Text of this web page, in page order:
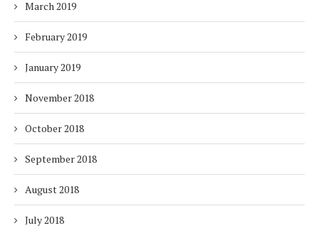
March 2019
February 2019
January 2019
November 2018
October 2018
September 2018
August 2018
July 2018